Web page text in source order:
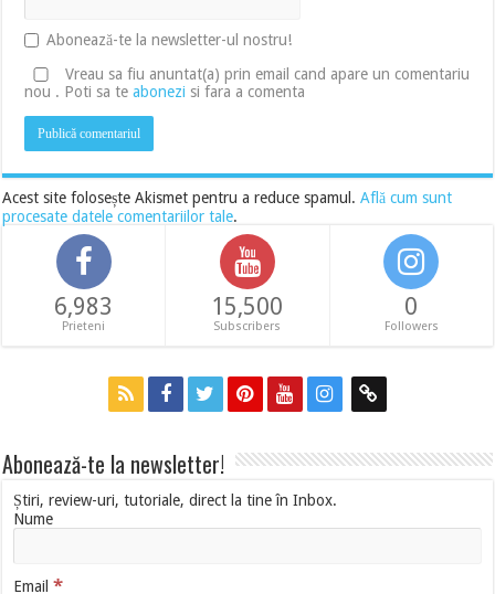
Abonează-te la newsletter-ul nostru!
Vreau sa fiu anuntat(a) prin email cand apare un comentariu
nou . Poti sa teabonezi si fara a comenta
Acest site folosește Akismet pentru a reduce spamul.Află cum sunt
procesate datele comentariilor tale.
6,983
Prieteni
15,500
Subscribers
0
Followers
Abonează-te la newsletter!
Știri, review-uri, tutoriale, direct la tine în Inbox.
Nume
Email*